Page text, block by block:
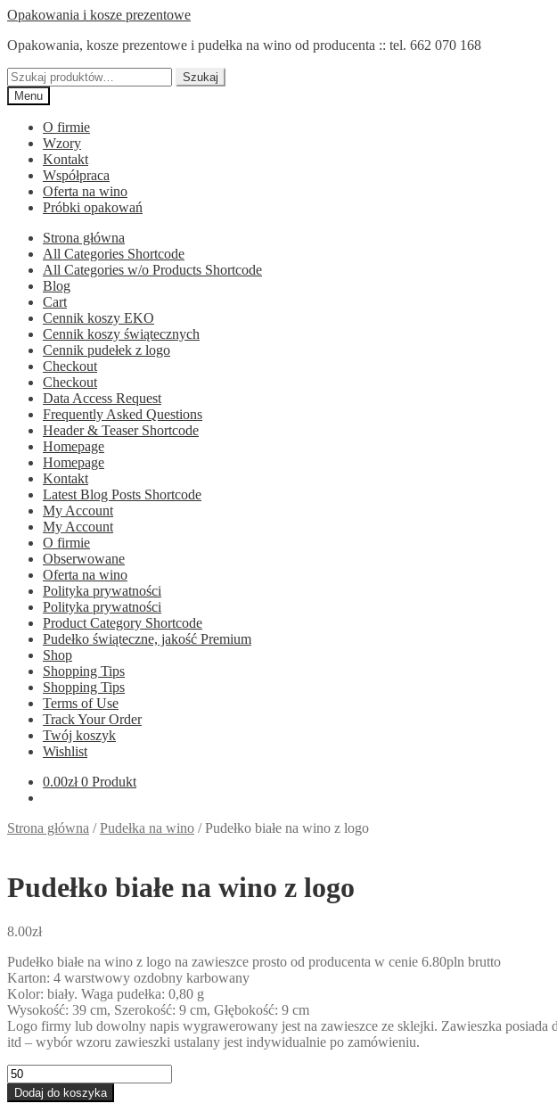
Przejdź
nawigacji
Przejdź
treści
Opakowania i kosze prezentowe
Opakowania, kosze prezentowe i pudełka na wino od producenta :: tel. 662 070 168
Szukaj:
Szukaj
Menu
O firmie
Wzory
Kontakt
Współpraca
Oferta na wino
Próbki opakowań
Strona główna
All Categories Shortcode
All Categories w/o Products Shortcode
Blog
Cart
Cennik koszy EKO
Cennik koszy świątecznych
Cennik pudełek z logo
Checkout
Checkout
Data Access Request
Frequently Asked Questions
Header & Teaser Shortcode
Homepage
Homepage
Kontakt
Latest Blog Posts Shortcode
My Account
My Account
O firmie
Obserwowane
Oferta na wino
Polityka prywatności
Polityka prywatności
Product Category Shortcode
Pudełko świąteczne, jakość Premium
Shop
Shopping Tips
Shopping Tips
Terms of Use
Track Your Order
Twój koszyk
Wishlist
0.00zł 0 Produkt
Strona główna /Pudełka na wino /Pudełko białe na wino z logo
Pudełko białe na wino z logo
8.00zł
Pudełko białe na wino z logo na zawieszce prosto od producenta w cenie 6.80pln brutto
Karton: 4 warstwowy ozdobny karbowany
Kolor: biały. Waga pudełka: 0,80 g
Wysokość: 39 cm, Szerokość: 9 cm, Głębokość: 9 cm
Logo firmy lub dowolny napis wygrawerowany jest na zawieszce ze sklejki. Zawieszka
itd – wybór wzoru zawieszki ustalany jest indywidualnie po zamówieniu.
ilość
Pudełko
białe
Dodaj do koszyka